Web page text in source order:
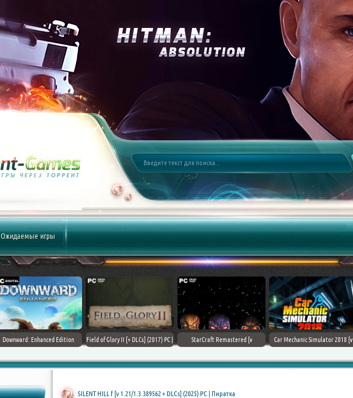
Ожидаемые игры
Downward: Enhanced Edition
Field of Glory II [+ DLCs] (2017) PC |
StarCraft Remastered [v
Car Mechanic Simulator 2018 [v
SILENT HILL f [v 1.21/1.3.389562 + DLCs] (2025) PC | Пиратка